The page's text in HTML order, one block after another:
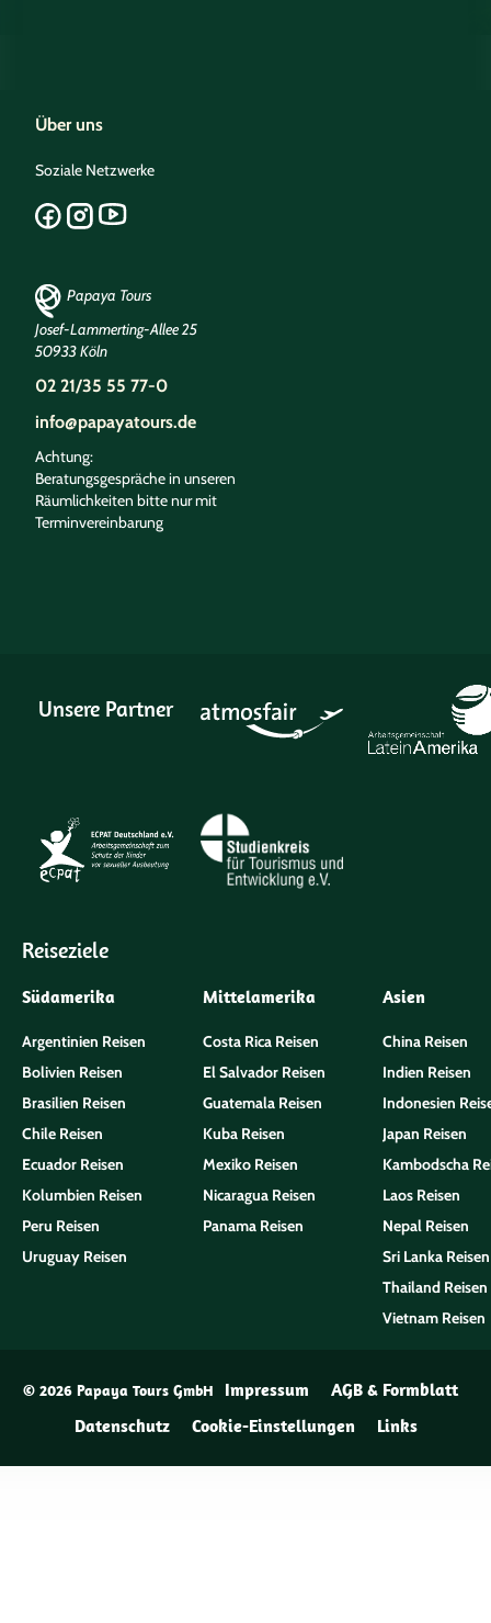
Über uns
Soziale Netzwerke
Papaya Tours
Josef-Lammerting-Allee 25
50933 Köln
02 21/35 55 77-0
info@papayatours.de
Achtung:
Beratungsgespräche in unseren
Räumlichkeiten bitte nur mit
Terminvereinbarung
Unsere Partner
Reiseziele
Südamerika
Argentinien Reisen
Bolivien Reisen
Brasilien Reisen
Chile Reisen
Ecuador Reisen
Kolumbien Reisen
Peru Reisen
Uruguay Reisen
Mittelamerika
Costa Rica Reisen
El Salvador Reisen
Guatemala Reisen
Kuba Reisen
Mexiko Reisen
Nicaragua Reisen
Panama Reisen
Asien
China Reisen
Indien Reisen
Indonesien
Japan Reisen
Kambodscha
Laos Reisen
Nepal Reisen
Sri Lanka Reisen
Thailand Reisen
Vietnam Reisen
© 2026 Papaya Tours GmbH Impressum
AGB & Formblatt
Datenschutz
Cookie-Einstellungen Links